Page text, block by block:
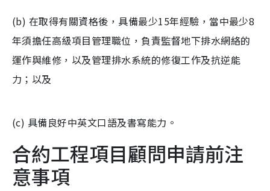
(b) 在取得有關資格後，具備最少15年經驗，當中最少8
年須擔任高級項目管理職位，負責監督地下排水網絡的
運作與維修，以及管理排水系統的修復工作及抗逆能
力；以及
(c) 具備良好中英文口語及書寫能力。
合約工程項目顧問申請前注
意事項